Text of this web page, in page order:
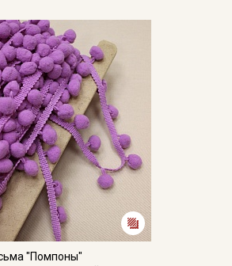
вашего монитора и
"Помпоны"